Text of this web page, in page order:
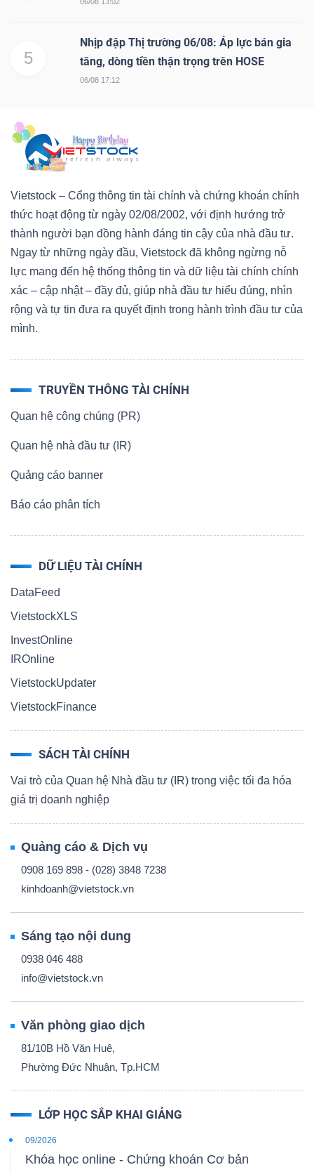
5
Nhịp đập Thị trường 06/08: Áp lực bán gia
tăng, dòng tiền thận trọng trên HOSE
06/08 17:12
Vietstock – Cổng thông tin tài chính và chứng khoán chính
thức hoạt động từ ngày 02/08/2002, với định hướng trở
thành người bạn đồng hành đáng tin cậy của nhà đầu tư.
Ngay từ những ngày đầu, Vietstock đã không ngừng nỗ
lực mang đến hệ thống thông tin và dữ liệu tài chính chính
xác – cập nhật – đầy đủ, giúp nhà đầu tư hiểu đúng, nhìn
rộng và tự tin đưa ra quyết định trong hành trình đầu tư của
mình.
TRUYỀN THÔNG TÀI CHÍNH
Quan hệ công chúng (PR)
Quan hệ nhà đầu tư (IR)
Quảng cáo banner
Báo cáo phân tích
DỮ LIỆU TÀI CHÍNH
DataFeed
VietstockXLS
InvestOnline
IROnline
VietstockUpdater
VietstockFinance
SÁCH TÀI CHÍNH
Vai trò của Quan hệ Nhà đầu tư (IR) trong việc tối đa hóa
giá trị doanh nghiệp
Quảng cáo & Dịch vụ
0908 169 898 - (028) 3848 7238
kinhdoanh@vietstock.vn
Sáng tạo nội dung
0938 046 488
info@vietstock.vn
Văn phòng giao dịch
81/10B Hồ Văn Huê,
Phường Đức Nhuận, Tp.HCM
LỚP HỌC SẮP KHAI GIẢNG
09/2026
Khóa học online - Chứng khoán Cơ bản